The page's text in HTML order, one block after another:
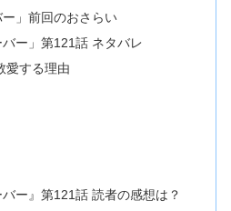
」前回のおさらい
ー」第121話 ネタバレ
愛する理由
ー』第121話 読者の感想は？